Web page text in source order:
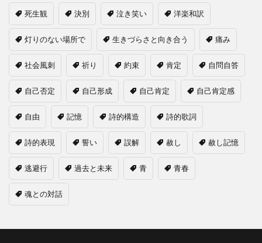
死生観 決別 泣き笑い 洋楽和訳
灯りのない場所で 生きづらさと向き合う 痛み
社会風刺 祈り 約束 肯定 自問自答
自己否定 自己形成 自己肯定 自己肯定感
自由 記憶 詩的構造 詩的歌詞
詩的表現 誓い 誤解 赦し 赦し記憶
逃避行 過去と未来 青 青春
魂との対話